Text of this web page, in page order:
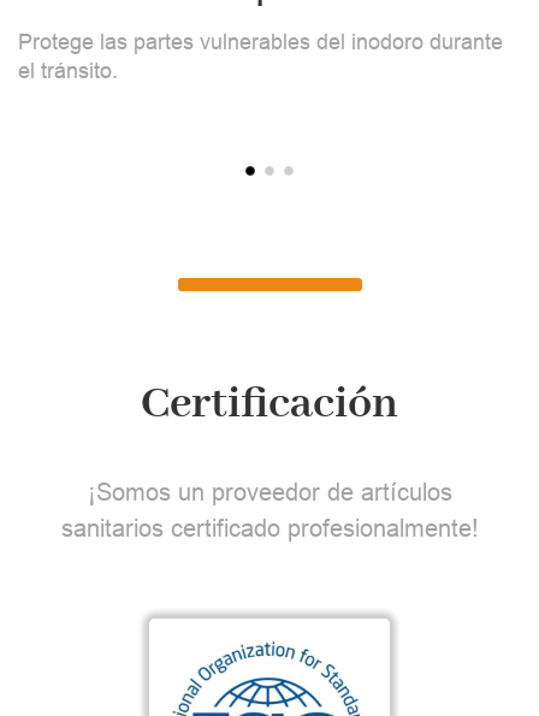
Protege las partes vulnerables del inodoro durante
el tránsito.
Certificación
¡Somos un proveedor de artículos
sanitarios certificado profesionalmente!